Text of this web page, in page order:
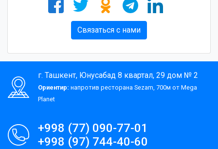
Связаться с нами
г. Ташкент, Юнусабад 8 квартал, 29 дом № 2
Ориентир: напротив ресторана Sezam, 700м от Mega
Planet
+998 (77) 090-77-01
+998 (97) 744-40-60